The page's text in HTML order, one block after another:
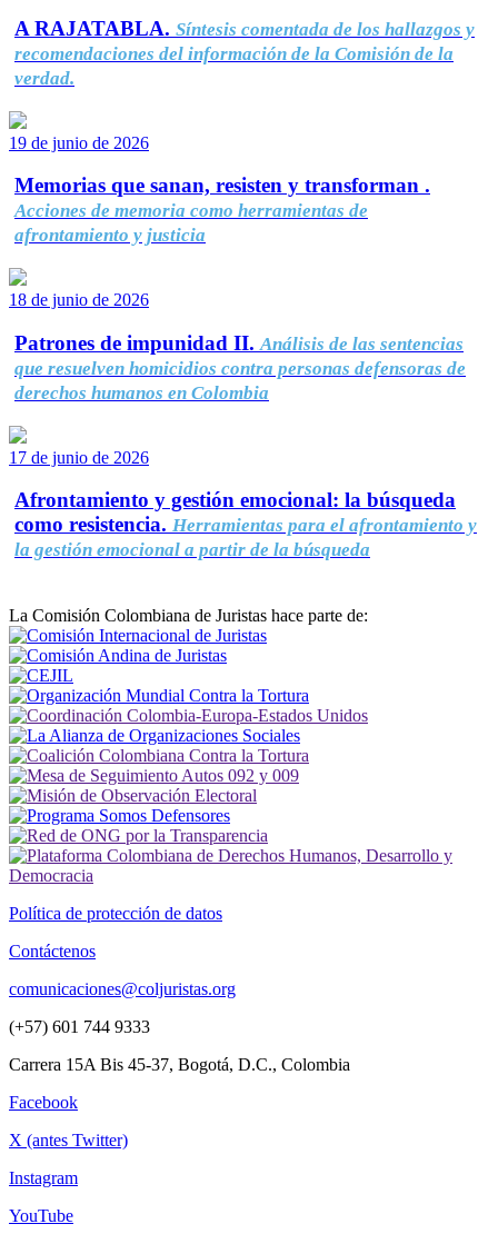
A RAJATABLA. Síntesis comentada de los hallazgos y
recomendaciones del información de la Comisión de la
verdad.
19 de junio de 2026
Memorias que sanan, resisten y transforman .
Acciones de memoria como herramientas de
afrontamiento y justicia
18 de junio de 2026
Patrones de impunidad II. Análisis de las sentencias
que resuelven homicidios contra personas defensoras de
derechos humanos en Colombia
17 de junio de 2026
Afrontamiento y gestión emocional: la búsqueda
como resistencia. Herramientas para el afrontamiento y
la gestión emocional a partir de la búsqueda
La Comisión Colombiana de Juristas hace parte de:
Política de protección de datos
Contáctenos
comunicaciones@coljuristas.org
(+57) 601 744 9333
Carrera 15A Bis 45-37, Bogotá, D.C., Colombia
Facebook
X (antes Twitter)
Instagram
YouTube